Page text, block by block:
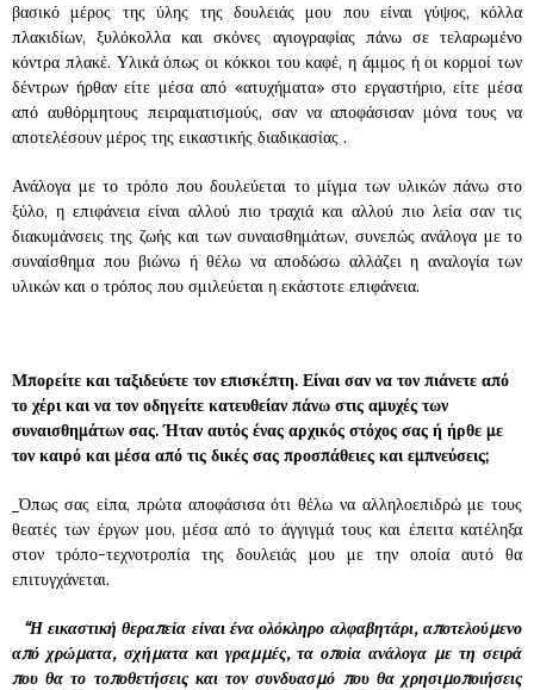
βασικό μέρος της ύλης της δουλειάς μου που είναι γύψος, κόλλα
πλακιδίων, ξυλόκολλα και σκόνες αγιογραφίας πάνω σε τελαρωμένο
κόντρα πλακέ. Υλικά όπως οι κόκκοι του καφέ, η άμμος ή οι κορμοί των
δέντρων ήρθαν είτε μέσα από «ατυχήματα» στο εργαστήριο, είτε μέσα
από αυθόρμητους πειραματισμούς, σαν να αποφάσισαν μόνα τους να
αποτελέσουν μέρος της εικαστικής διαδικασίας .
Ανάλογα με το τρόπο που δουλεύεται το μίγμα των υλικών πάνω στο
ξύλο, η επιφάνεια είναι αλλού πιο τραχιά και αλλού πιο λεία σαν τις
διακυμάνσεις της ζωής και των συναισθημάτων, συνεπώς ανάλογα με το
συναίσθημα που βιώνω ή θέλω να αποδώσω αλλάζει η αναλογία των
υλικών και ο τρόπος που σμιλεύεται η εκάστοτε επιφάνεια.
Μπορείτε και ταξιδεύετε τον επισκέπτη. Είναι σαν να τον πιάνετε από
το χέρι και να τον οδηγείτε κατευθείαν πάνω στις αμυχές των
συναισθημάτων σας. Ήταν αυτός ένας αρχικός στόχος σας ή ήρθε με
τον καιρό και μέσα από τις δικές σας προσπάθειες και εμπνεύσεις;
Όπως σας είπα, πρώτα αποφάσισα ότι θέλω να αλληλοεπιδρώ με τους
θεατές των έργων μου, μέσα από το άγγιγμά τους και έπειτα κατέληξα
στον τρόπο-τεχνοτροπία της δουλειάς μου με την οποία αυτό θα
επιτυγχάνεται.
“Η εικαστική θεραπεία είναι ένα ολόκληρο αλφαβητάρι, αποτελούμενο
από χρώματα, σχήματα και γραμμές, τα οποία ανάλογα με τη σειρά
που θα το τοποθετήσεις και τον συνδυασμό που θα χρησιμοποιήσεις